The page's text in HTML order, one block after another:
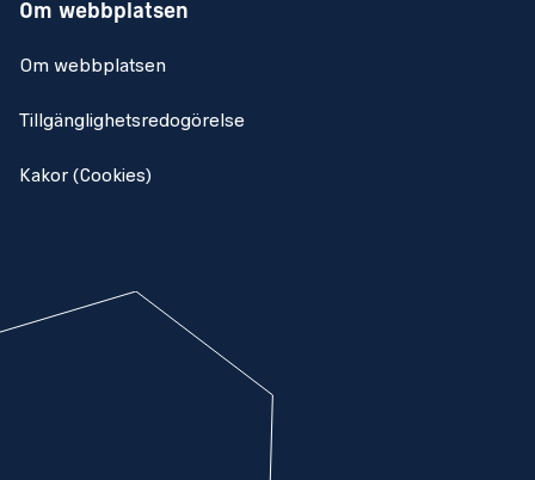
Om webbplatsen
Om webbplatsen
Tillgänglighetsredogörelse
Kakor (Cookies)